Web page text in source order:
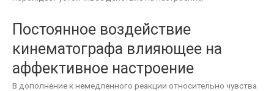
Постоянное воздействие
кинематографа влияющее на
аффективное настроение
В дополнение к немедленного реакции относительно чувства